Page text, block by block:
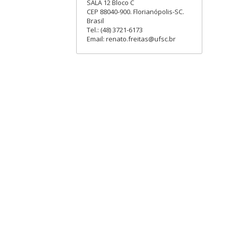
SALA 12 Bloco C
CEP 88040-900. Florianópolis-SC.
Brasil
Tel.: (48) 3721-6173
Email: renato.freitas@ufsc.br